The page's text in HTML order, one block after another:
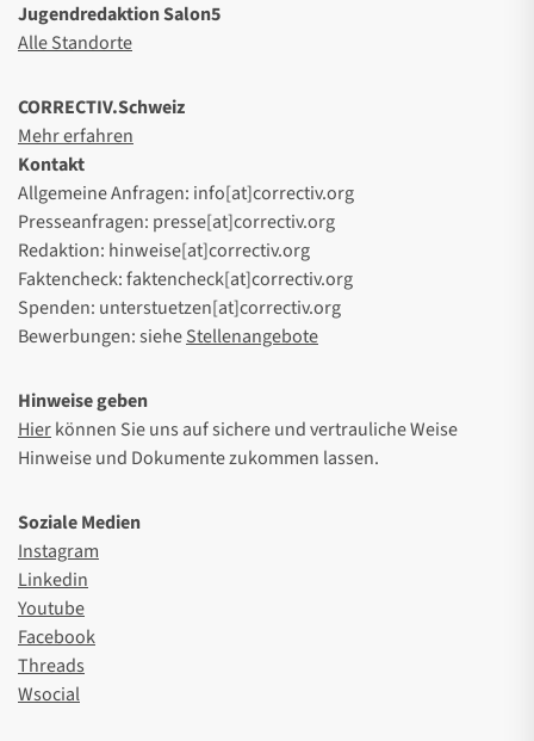
Jugendredaktion Salon5
Alle Standorte
CORRECTIV.Schweiz
Mehr erfahren
Kontakt
Allgemeine Anfragen: info[at]correctiv.org
Presseanfragen: presse[at]correctiv.org
Redaktion: hinweise[at]correctiv.org
Faktencheck: faktencheck[at]correctiv.org
Spenden: unterstuetzen[at]correctiv.org
Bewerbungen: sieheStellenangebote
Hinweise geben
Hierkönnen Sie uns auf sichere und vertrauliche Weise
Hinweise und Dokumente zukommen lassen.
Soziale Medien
Instagram
Linkedin
Youtube
Facebook
Threads
Wsocial